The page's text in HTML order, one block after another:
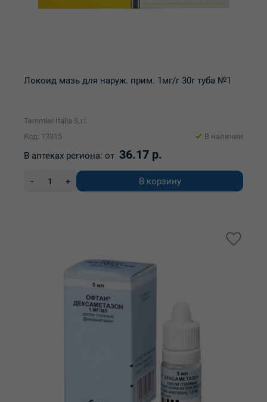
Локоид мазь для наруж. прим. 1мг/г 30г туба №1
Temmler Italia S.r.l.
Код: 13315
В наличии
В аптеках региона: от 36.17 р.
- + В корзину